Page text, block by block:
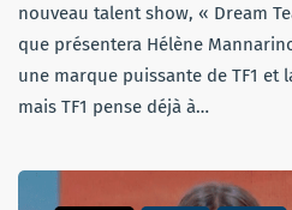
nouveau talent show, « Dream
que présentera Hélène
une marque puissante de TF1 et
mais TF1 pense déjà à…